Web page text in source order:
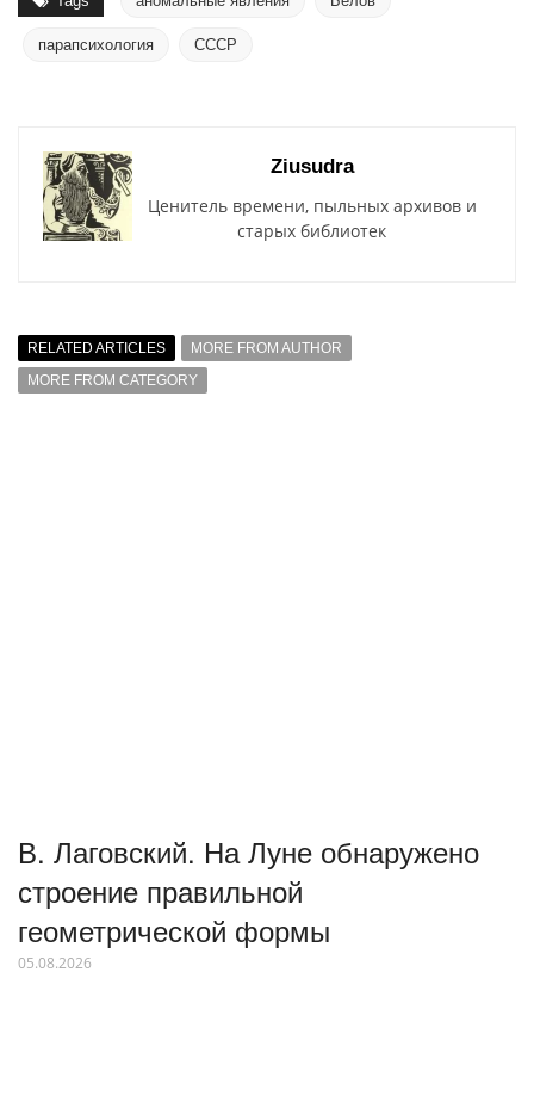
парапсихология СССР
Ziusudra
Ценитель времени, пыльных архивов и
старых библиотек
RELATED ARTICLES
MORE FROM AUTHOR
MORE FROM CATEGORY
В. Лаговский. На Луне обнаружено
строение правильной
геометрической формы
05.08.2026